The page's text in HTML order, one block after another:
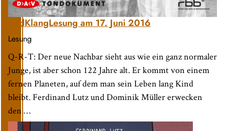
BildKlangLesung am 17. Juni 2016
Lesung
Q-R-T: Der neue Nachbar sieht aus wie ein ganz normaler
Junge, ist aber schon 122 Jahre alt. Er kommt von einem
fernen Planeten, auf dem man sein Leben lang Kind
bleibt. Ferdinand Lutz und Dominik Müller erwecken
den …